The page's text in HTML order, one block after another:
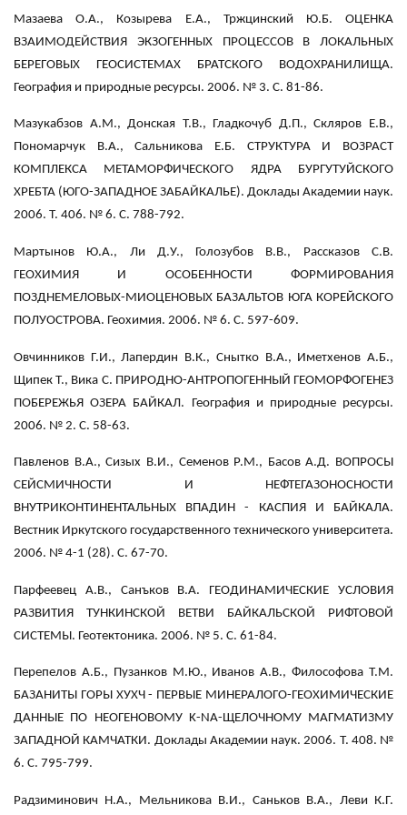
Мазаева О.А., Козырева Е.А., Тржцинский Ю.Б. ОЦЕНКА
ВЗАИМОДЕЙСТВИЯ ЭКЗОГЕННЫХ ПРОЦЕССОВ В ЛОКАЛЬНЫХ
БЕРЕГОВЫХ ГЕОСИСТЕМАХ БРАТСКОГО ВОДОХРАНИЛИЩА.
География и природные ресурсы. 2006. № 3. С. 81-86.
Мазукабзов А.М., Донская Т.В., Гладкочуб Д.П., Скляров Е.В.,
Пономарчук В.А., Сальникова Е.Б. СТРУКТУРА И ВОЗРАСТ
КОМПЛЕКСА МЕТАМОРФИЧЕСКОГО ЯДРА БУРГУТУЙСКОГО
ХРЕБТА (ЮГО-ЗАПАДНОЕ ЗАБАЙКАЛЬЕ). Доклады Академии наук.
2006. Т. 406. № 6. С. 788-792.
Мартынов Ю.А., Ли Д.У., Голозубов В.В., Рассказов С.В.
ГЕОХИМИЯ И ОСОБЕННОСТИ ФОРМИРОВАНИЯ
ПОЗДНЕМЕЛОВЫХ-МИОЦЕНОВЫХ БАЗАЛЬТОВ ЮГА КОРЕЙСКОГО
ПОЛУОСТРОВА. Геохимия. 2006. № 6. С. 597-609.
Овчинников Г.И., Лапердин В.К., Снытко В.А., Иметхенов А.Б.,
Щипек Т., Вика С. ПРИРОДНО-АНТРОПОГЕННЫЙ ГЕОМОРФОГЕНЕЗ
ПОБЕРЕЖЬЯ ОЗЕРА БАЙКАЛ. География и природные ресурсы.
2006. № 2. С. 58-63.
Павленов В.А., Сизых В.И., Семенов Р.М., Басов А.Д. ВОПРОСЫ
СЕЙСМИЧНОСТИ И НЕФТЕГАЗОНОСНОСТИ
ВНУТРИКОНТИНЕНТАЛЬНЫХ ВПАДИН - КАСПИЯ И БАЙКАЛА.
Вестник Иркутского государственного технического университета.
2006. № 4-1 (28). С. 67-70.
Парфеевец А.В., Санъков В.А. ГЕОДИНАМИЧЕСКИЕ УСЛОВИЯ
РАЗВИТИЯ ТУНКИНСКОЙ ВЕТВИ БАЙКАЛЬСКОЙ РИФТОВОЙ
СИСТЕМЫ. Геотектоника. 2006. № 5. С. 61-84.
Перепелов A.Б., Пузанков М.Ю., Иванов А.В., Философова Т.М.
БАЗАНИТЫ ГОРЫ ХУХЧ - ПЕРВЫЕ МИНЕРАЛОГО-ГЕОХИМИЧЕСКИЕ
ДАННЫЕ ПО НЕОГЕНОВОМУ K-NA-ЩЕЛОЧНОМУ МАГМАТИЗМУ
ЗАПАДНОЙ КАМЧАТКИ. Доклады Академии наук. 2006. Т. 408. №
6. С. 795-799.
Радзиминович Н.А., Мельникова В.И., Саньков В.А., Леви К.Г.